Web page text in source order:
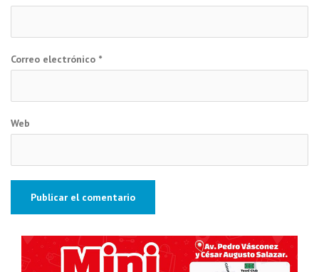
Correo electrónico *
Web